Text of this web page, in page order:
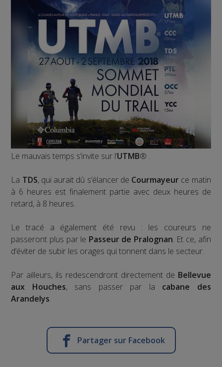
Le mauvais temps s’invite sur l’UTMB® .
La TDS, qui aurait dû s’élancer de Courmayeur ce matin
à 6 heures est finalement partie avec deux heures de
retard, à 8 heures.
Le tracé a également été revu : les coureurs ne
passeront plus par le Passeur de Pralognan. Et ce, afin
d’éviter de subir les orages qui tonnent dans le secteur.
Par ailleurs, ils redescendront directement de Bellevue
aux Houches, sans passer par la cabane des
Arandelys.
Partager sur Facebook